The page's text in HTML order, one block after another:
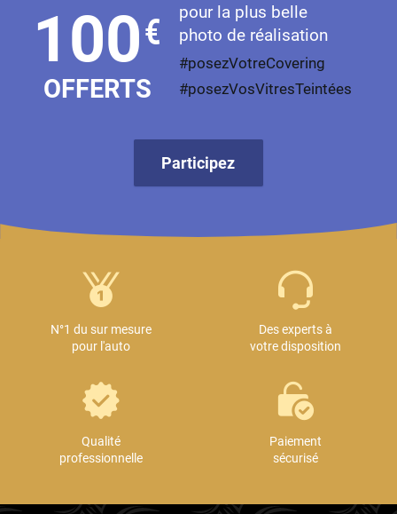
100€
OFFERTS
pour la plus belle
photo de réalisation
#posezVotreCovering
#posezVosVitresTeintées
Participez
N°1 du sur mesure
pour l'auto
Des experts à
votre disposition
Qualité
professionnelle
Paiement
sécurisé